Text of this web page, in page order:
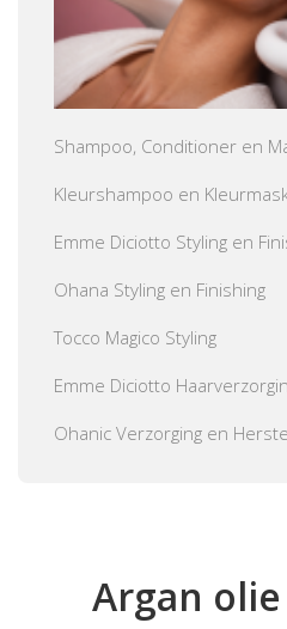
Shampoo, Conditioner en
Kleurshampoo en
Emme Diciotto Styling en
Ohana Styling en Finishing
Tocco Magico Styling
Emme Diciotto
Ohanic Verzorging en
Argan